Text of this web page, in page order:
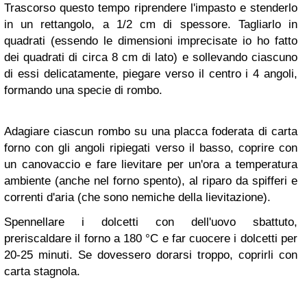
Trascorso questo tempo riprendere l'impasto e stenderlo
in un rettangolo, a 1/2 cm di spessore. Tagliarlo in
quadrati (essendo le dimensioni imprecisate io ho fatto
dei quadrati di circa 8 cm di lato) e sollevando ciascuno
di essi delicatamente, piegare verso il centro i 4 angoli,
formando una specie di rombo.
Adagiare ciascun rombo su una placca foderata di carta
forno con gli angoli ripiegati verso il basso, coprire con
un canovaccio e fare lievitare per un'ora a temperatura
ambiente (anche nel forno spento), al riparo da spifferi e
correnti d'aria (che sono nemiche della lievitazione).
Spennellare i dolcetti con dell'uovo sbattuto,
preriscaldare il forno a 180 °C e far cuocere i dolcetti per
20-25 minuti. Se dovessero dorarsi troppo, coprirli con
carta stagnola.